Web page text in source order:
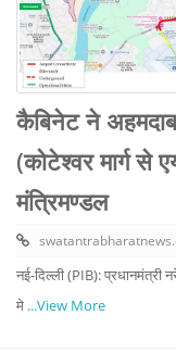
कैबिनेट ने
(कोटेश्वर मार्ग से
मंत्रिमण्‍डल
नई-दिल्ली (PIB): प्रधानमंत्री
मे ...View More